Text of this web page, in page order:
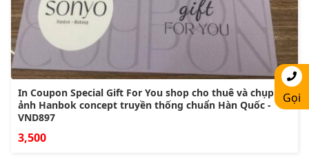
In Coupon Special Gift For You shop cho thuê và chụp
ảnh Hanbok concept truyền thống chuẩn Hàn Quốc -
VND897
3,500
Gọi